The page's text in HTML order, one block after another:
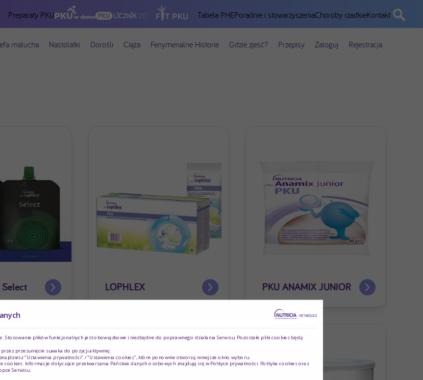
Preparaty PKU Tabela PHEPoradnie i stowarzyszeniaChoroby rzadkieKontakt
malucha Nastolatki Dorośli Ciąża Fenymenalne Historie Gdzie zjeść? Przepisy Zaloguj Rejestracja
LOPHLEX PKU ANAMIX JUNIOR
plików funkcjonalnych jest obowiązkowe i niezbędne do poprawnego działania Serwisu. Pozostałe pliki cookies będą
przesunięcie suwaka do pozycji aktywnej.
"Ustawienia prywatności" / "Ustawienia cookies", które ponownie otworzą niniejsze okno wyboru.
cookies. Informacje dotyczące przetwarzania Państwa danych osobowych znajdują się wPolityce prywatności. Polityka cookies oraz
Serwisu.